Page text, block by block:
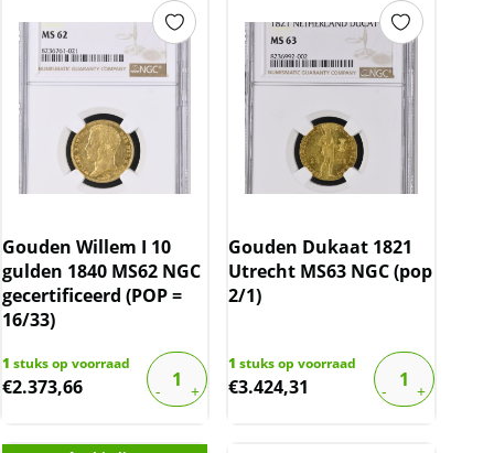
Gouden Willem I 10
gulden 1840 MS62 NGC
gecertificeerd (POP =
16/33)
1 stuks op voorraad
€2.373,66
Gouden Dukaat 1821
Utrecht MS63 NGC (pop
2/1)
1 stuks op voorraad
€3.424,31